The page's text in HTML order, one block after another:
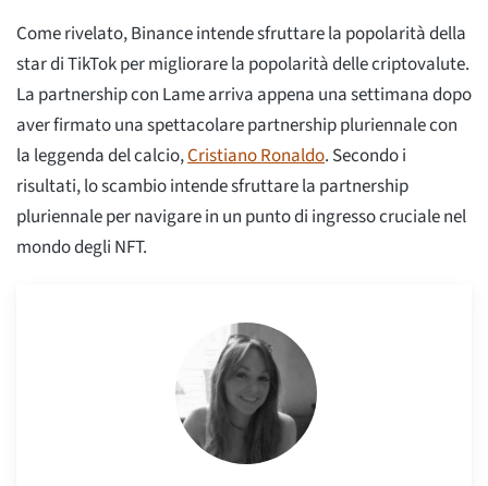
Come rivelato, Binance intende sfruttare la popolarità della
star di TikTok per migliorare la popolarità delle criptovalute.
La partnership con Lame arriva appena una settimana dopo
aver firmato una spettacolare partnership pluriennale con
la leggenda del calcio,Cristiano Ronaldo. Secondo i
risultati, lo scambio intende sfruttare la partnership
pluriennale per navigare in un punto di ingresso cruciale nel
mondo degli NFT.